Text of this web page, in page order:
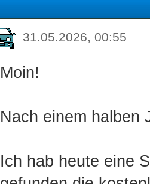
31.05.2026, 00:55
Moin!
Nach einem halben
Ich hab heute eine